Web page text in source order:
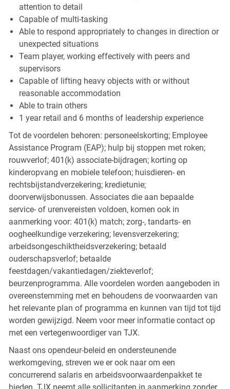
attention to detail
Capable of multi-tasking
Able to respond appropriately to changes in direction or
unexpected situations
Team player, working effectively with peers and
supervisors
Capable of lifting heavy objects with or without
reasonable accommodation
Able to train others
1 year retail and 6 months of leadership experience
Tot de voordelen behoren: personeelskorting; Employee
Assistance Program (EAP); hulp bij stoppen met roken;
rouwverlof; 401(k) associate-bijdragen; korting op
kinderopvang en mobiele telefoon; huisdieren- en
rechtsbijstandverzekering; kredietunie;
doorverwijsbonussen. Associates die aan bepaalde
service- of urenvereisten voldoen, komen ook in
aanmerking voor: 401(k) match; zorg-, tandarts- en
oogheelkundige verzekering; levensverzekering;
arbeidsongeschiktheidsverzekering; betaald
ouderschapsverlof; betaalde
feestdagen/vakantiedagen/ziekteverlof;
beurzenprogramma. Alle voordelen worden aangeboden in
overeenstemming met en behoudens de voorwaarden van
het relevante plan of programma en kunnen van tijd tot tijd
worden gewijzigd. Neem voor meer informatie contact op
met een vertegenwoordiger van TJX.
Naast ons opendeur-beleid en ondersteunende
werkomgeving, streven we er ook naar om een
concurrerend salaris en arbeidsvoorwaardenpakket te
bieden. TJX neemt alle sollicitanten in aanmerking zonder